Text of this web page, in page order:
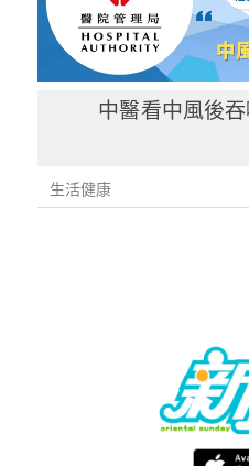
中醫看中風後
生活健康